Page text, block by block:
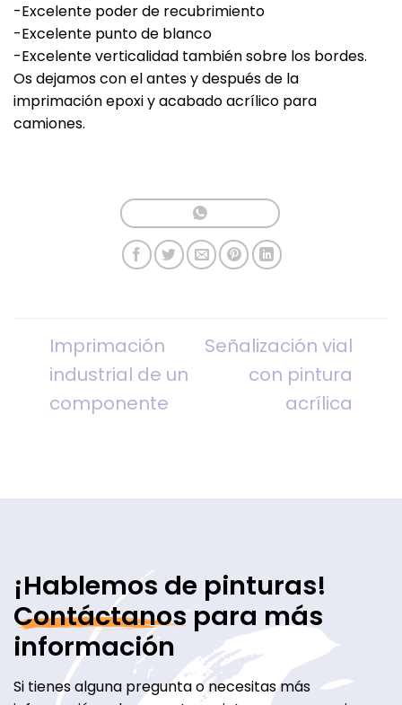
-Excelente poder de recubrimiento
-Excelente punto de blanco
-Excelente verticalidad también sobre los bordes.
Os dejamos con el antes y después de la
imprimación epoxi y acabado acrílico para
camiones.
Imprimación
industrial de un
componente
Señalización vial
con pintura
acrílica
¡Hablemos de pinturas!
Contáctanospara más
información
Si tienes alguna pregunta o necesitas más